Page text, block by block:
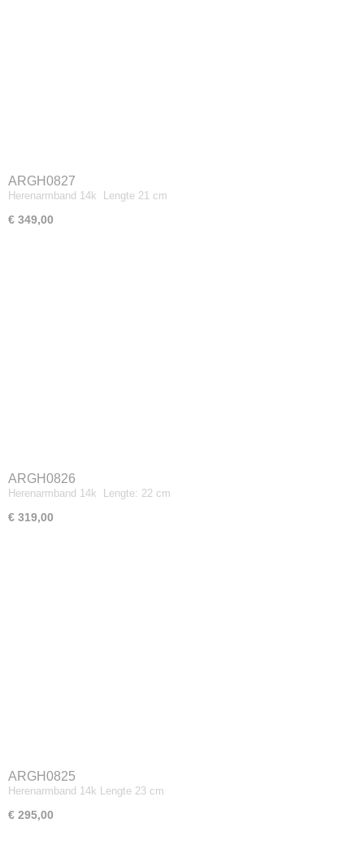
ARGH0827
Herenarmband 14k Lengte 21 cm
€ 349,00
ARGH0826
Herenarmband 14k Lengte: 22 cm
€ 319,00
ARGH0825
Herenarmband 14k Lengte 23 cm
€ 295,00